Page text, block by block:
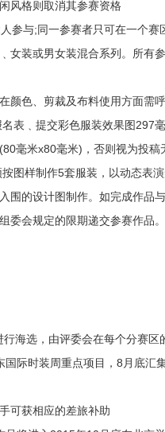
风格则取消其参赛资格
参与;同一参赛者只可在一个赛
女装或男女装混合系列。所有
颜色、剪裁及布料使用方面需
表﹑提交彩色服装效果图297
毫米x80毫米)，否则视为投稿
图样制作5套服装，以动态表
围的设计图制作。如完成作品
委会规定的限期递交参赛作品
海选，由评委会在每个分赛
国际时装周重点项目，8月底汇
可获相应的差旅补助